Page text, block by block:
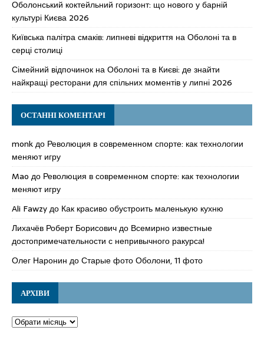
Оболонський коктейльний горизонт: що нового у барній
культурі Києва 2026
Київська палітра смаків: липневі відкриття на Оболоні та в
серці столиці
Сімейний відпочинок на Оболоні та в Києві: де знайти
найкращі ресторани для спільних моментів у липні 2026
ОСТАННІ КОМЕНТАРІ
monkдо Революция в современном спорте: как технологии
меняют игру
Mao до Революция в современном спорте: как технологии
меняют игру
Ali Fawzyдо Как красиво обустроить маленькую кухню
Лихачёв Роберт Борисовичдо Всемирно известные
достопримечательности с непривычного ракурса!
Олег Наронин доСтарые фото Оболони, 11 фото
АРХІВИ